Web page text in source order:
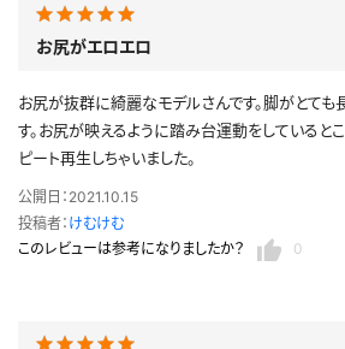
お尻がエロエロ
お尻が抜群に綺麗なモデルさんです。脚がとても
す。お尻が映えるように踏み台運動をしていると
ピート再生しちゃいました。
公開日：2021.10.15
投稿者： けむけむ
このレビューは参考になりましたか？
0